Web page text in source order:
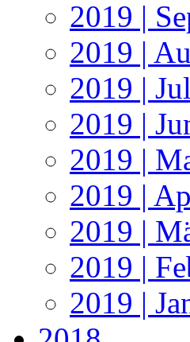
2019 |
2019 |
2019 |
2019 |
2019 |
2019 |
2019 |
2019 |
2019 |